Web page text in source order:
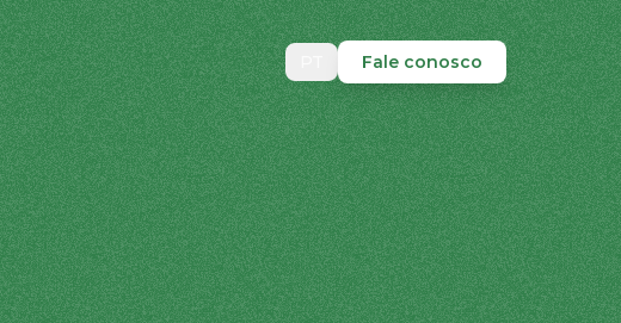
Fale conosco